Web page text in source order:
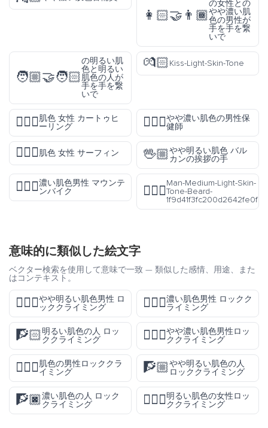
👩🏻‍🤝‍👨🏾
の女性との
やや濃い肌
色の男性が
手を手を繋
いで
🧑🏼‍🤝‍🧑🏻
の明るい肌
色と明るい
肌色の人が
手を手を繋
いで
💏🏻Kiss-Light-Skin-Tone
🤸🏽‍♀️肌色 女性 カートゥヒ
ーリング
👨🏾‍⚕️やや濃い肌色の男性保
健師
🏄🏽‍♀️肌色 女性 サーフィン 🖖🏼やや明るい肌色 バル
カンの挨拶の手
🚵🏿‍♂️濃い肌色男性 マウンテ
ンバイク
🧔🏼‍♂️
Man-Medium-Light-Skin-
Tone-Beard-
1f9d41f3fc200d2642fe0f
意味的に類似した絵文字
ベクター検索を使用して意味で一致 — 類似した感情、用途、また
はコンテキスト。
🧗🏼‍♂️やや明るい肌色男性 ロ
ッククライミング
🧗🏿‍♂️濃い肌色男性 ロックク
ライミング
🧗🏻明るい肌色の人 ロッ
ククライミング
🧗🏾‍♂️やや濃い肌色男性ロッ
ククライミング
🧗🏽‍♂️肌色の男性ロッククラ
イミング
🧗🏼やや明るい肌色の人
ロッククライミング
🧗🏿濃い肌色の人 ロック
クライミング
🧗🏻‍♀️明るい肌色の女性ロッ
ククライミング